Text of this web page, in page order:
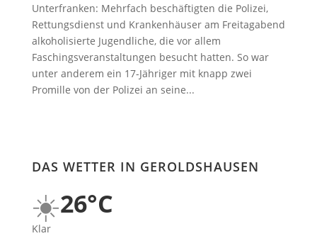
Unterfranken: Mehrfach beschäftigten die Polizei,
Rettungsdienst und Krankenhäuser am Freitagabend
alkoholisierte Jugendliche, die vor allem
Faschingsveranstaltungen besucht hatten. So war
unter anderem ein 17-Jähriger mit knapp zwei
Promille von der Polizei an seine...
DAS WETTER IN GEROLDSHAUSEN
☀️26°C
Klar